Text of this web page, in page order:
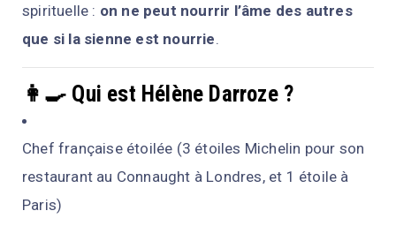
spirituelle : on ne peut nourrir l’âme des autres
que si la sienne est nourrie.
👩‍🍳 Qui est Hélène Darroze ?
Chef française étoilée (3 étoiles Michelin pour son
restaurant au Connaught à Londres, et 1 étoile à
Paris)